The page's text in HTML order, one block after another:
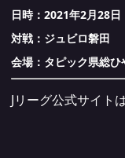
日時：2021年2月28日
対戦：ジュビロ磐田
会場：タピック県総
Jリーグ公式サイト